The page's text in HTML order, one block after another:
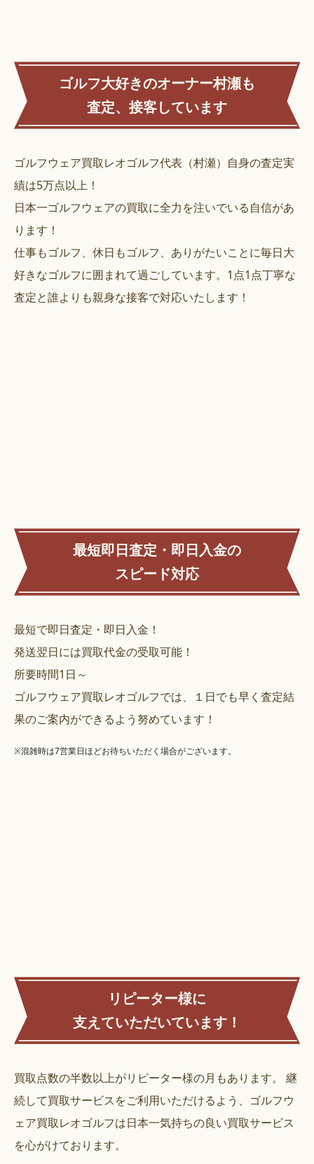
ゴルフ大好きのオーナー村瀬も
査定、接客しています
ゴルフウェア買取レオゴルフ代表（村瀬）自身の査定実
績は5万点以上！
日本一ゴルフウェアの買取に全力を注いでいる自信があ
ります！
仕事もゴルフ、休日もゴルフ、ありがたいことに毎日大
好きなゴルフに囲まれて過ごしています。1点1点丁寧な
査定と誰よりも親身な接客で対応いたします！
最短即日査定・即日入金の
スピード対応
最短で即日査定・即日入金！
発送翌日には買取代金の受取可能！
所要時間1日～
ゴルフウェア買取レオゴルフでは、１日でも早く査定結
果のご案内ができるよう努めています！
※混雑時は7営業日ほどお待ちいただく場合がございます。
リピーター様に
支えていただいています！
買取点数の半数以上がリピーター様の月もあります。
継
続して買取サービスをご利用いただけるよう、ゴルフウ
ェア買取レオゴルフは日本一気持ちの良い買取サービス
を心がけております。